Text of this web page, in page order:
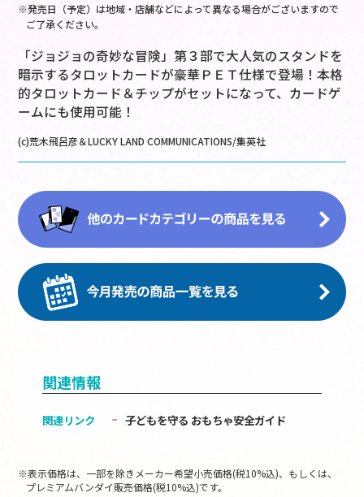
※発売日（予定）は地域・店舗などによって異なる場合がございますので
ご了承ください。
「ジョジョの奇妙な冒険」第３部で大人気のスタンドを
暗示するタロットカードが豪華ＰＥＴ仕様で登場！本格
的タロットカード＆チップがセットになって、カードゲ
ームにも使用可能！
(c)荒木飛呂彦＆LUCKY LAND COMMUNICATIONS/集英社
関連情報
関連リンク 子どもを守る おもちゃ安全ガイド
※表示価格は、一部を除きメーカー希望小売価格(税10%込)、もしくは、
プレミアムバンダイ販売価格(税10%込)です。